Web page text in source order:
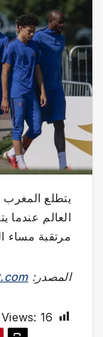
يتطلع
العالم عندما
مرتقبة
المصدر:
16